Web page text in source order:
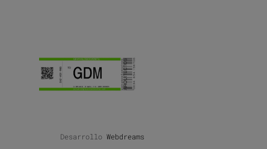
Desarrollo Webdreams